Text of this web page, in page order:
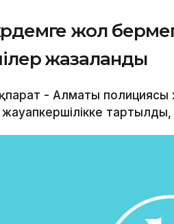
жол
жазаланды
- Алматы
тартылды,